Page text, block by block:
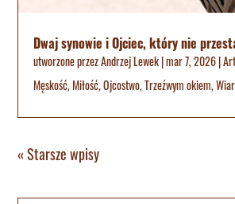
Dwaj synowie i Ojciec, który nie
utworzone przezAndrzej Lewek|mar 7, 2026|
Męskość,Miłość,Ojcostwo,Trzeźwym okiem,
« Starsze wpisy